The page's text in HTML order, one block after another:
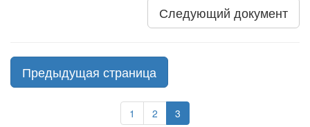
Следующий документ
Предыдущая страница
1 2 3